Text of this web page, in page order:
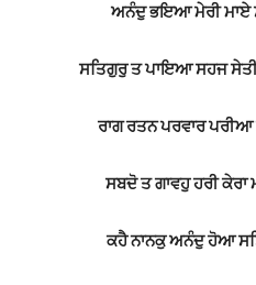
ਅਨੰਦੁ ਭਇਆ ਮੇਰੀ ਮਾਏ
ਸਤਿਗੁਰੁ ਤ ਪਾਇਆ ਸਹਜ
ਰਾਗ ਰਤਨ ਪਰਵਾਰ
ਸਬਦੋ ਤ ਗਾਵਹੁ ਹਰੀ
ਕਹੈ ਨਾਨਕੁ ਅਨੰਦੁ ਹੋਆ